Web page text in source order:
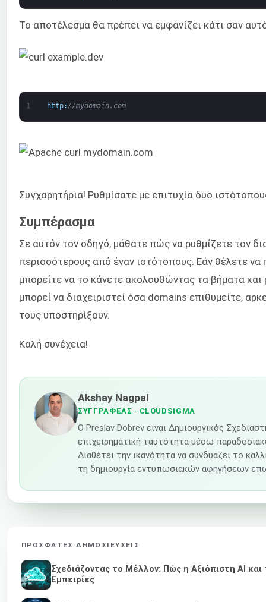
Το αποτέλεσμα θα πρέπει να εμφανίζει κάτι σαν
1 http: //mydomain.com
Συγχαρητήρια! Ρυθμίσατε με επιτυχία δύο
Συμπέρασμα
Σε αυτόν τον οδηγό, μάθατε πώς να ρυθμίζετε τον
περισσότερους από έναν ιστότοπους. Εάν θέλετε
μπορείτε να το κάνετε ακολουθώντας τα βήματα
μπορεί να διαχειριστεί όσα domains επιθυμείτε,
τους υποστηρίξουν.
Καλή συνέχεια!
Akshay Nagpal
ΣΥΓΓΡΑΦΈΑΣ · CLOUDSIGMA
Ο Preslav Dobrev είναι Δημιουργικός
επιχειρηματική ταυτότητα μέσω
Διαθέτει την ικανότητα να συνδυάζει το
τη δημιουργία εντυπωσιακών αφηγήσεων
ΠΡΌΣΦΑΤΕΣ ΔΗΜΟΣΙΕΎΣΕΙΣ
Σχεδιάζοντας το Μέλλον: Πώς η Αξιόπιστη AI
Εμπειρίες